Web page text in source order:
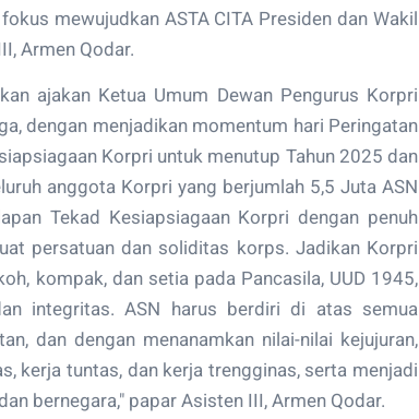
mewujudkan ASTA CITA Presiden dan Wakil
Armen Qodar.
ajakan Ketua Umum Dewan Pengurus Korpri
dengan menjadikan momentum hari Peringatan
Korpri untuk menutup Tahun 2025 dan
anggota Korpri yang berjumlah 5,5 Juta ASN
Tekad Kesiapsiagaan Korpri dengan penuh
persatuan dan soliditas korps. Jadikan Korpri
kompak, dan setia pada Pancasila, UUD 1945,
integritas. ASN harus berdiri di atas semua
dan dengan menanamkan nilai-nilai kejujuran,
kerja tuntas, dan kerja trengginas, serta menjadi
bernegara," papar Asisten III, Armen Qodar.